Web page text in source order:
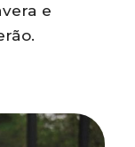
e